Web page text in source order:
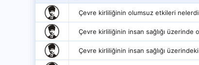
Çevre kirliliğinin olumsuz etkileri
Çevre kirliliğinin insan sağlığı
Çevre kirliliğinin insan sağlığı